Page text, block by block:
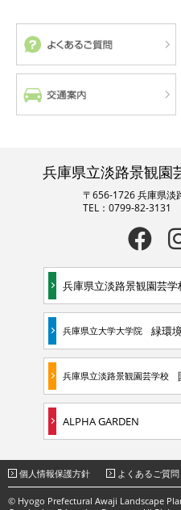
兵庫県立淡路景観
〒656-1726 兵庫県
TEL：0799-82-3131
兵庫県立淡路景観園芸学
兵庫県立大学大学院 緑環
兵庫県立淡路景観園芸学校
ALPHA GARDEN
個人情報保護方針 よくあるご質問
© Hyogo Prefectural Awaji Landscape